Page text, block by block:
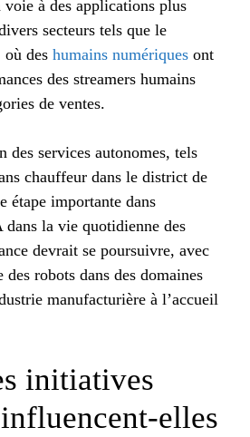
voie à des applications plus
secteurs tels que le
où des humains numériques ont
des streamers humains
de ventes.
des services autonomes, tels
chauffeur dans le district de
étape importante dans
dans la vie quotidienne des
devrait se poursuivre, avec
des robots dans des domaines
manufacturière à l’accueil
initiatives
elles